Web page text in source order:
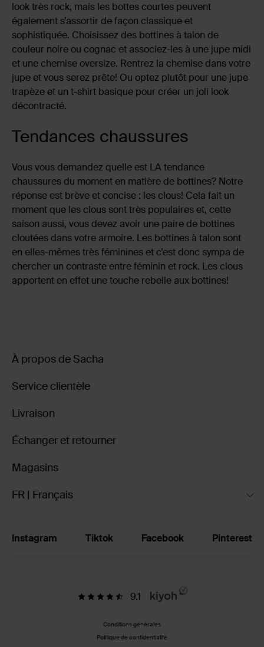
look très rock, mais les bottes courtes peuvent
également s’assortir de façon classique et
sophistiquée. Choisissez des bottines à talon de
couleur noire ou cognac et associez-les à une jupe midi
et une chemise oversize. Rentrez la chemise dans votre
jupe et vous serez prête! Ou optez plutôt pour une jupe
trapèze et un t-shirt basique pour créer un joli look
décontracté.
Tendances chaussures
Vous vous demandez quelle est LA tendance
chaussures du moment en matière de bottines? Notre
réponse est brève et concise : les clous! Cela fait un
moment que les clous sont très populaires et, cette
saison aussi, vous devez avoir une paire de bottines
cloutées dans votre armoire. Les bottines à talon sont
en elles-mêmes très féminines et c’est donc sympa de
chercher un contraste entre féminin et rock. Les clous
apportent en effet une touche rebelle aux bottines!
À propos de Sacha
Service clientèle
Livraison
Échanger et retourner
Magasins
FR | Français
Instagram Tiktok Facebook Pinterest
9.1
Conditions générales
Politique de confidentialité